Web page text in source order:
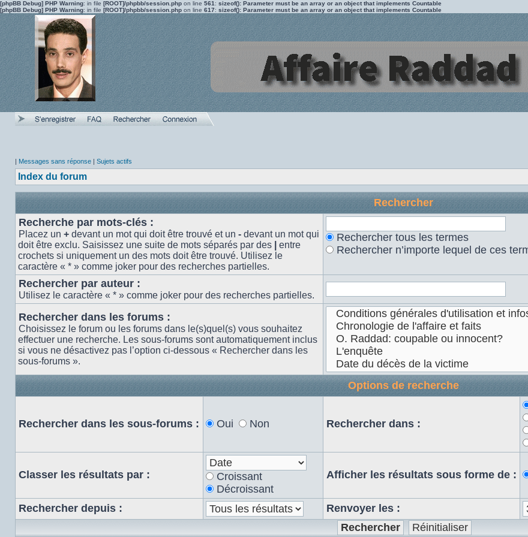
[phpBB Debug] PHP Warning: in file [ROOT]/phpbb/session.php on line 561 : sizeof(): Parameter must be an array or an object that implements Countable
[phpBB Debug] PHP Warning: in file [ROOT]/phpbb/session.php on line 617: sizeof(): Parameter must be an array or an object that implements Countable
| Messages sans réponse | Sujets actifs
Index du forum
Rechercher
Recherche par mots-clés :
Placez un + devant un mot qui doit être trouvé et un - devant un mot qui
doit être exclu. Saisissez une suite de mots séparés par des
entre
crochets si uniquement un des mots doit être trouvé. Utilisez le
caractère « * » comme joker pour des recherches partielles.
Rechercher tous les termes
Rechercher n’importe lequel de ces
Rechercher par auteur :
Utilisez le caractère « * » comme joker pour des recherches partielles.
Rechercher dans les forums :
Choisissez le forum ou les forums dans le(s)quel(s) vous souhaitez
effectuer une recherche. Les sous-forums sont automatiquement inclus
si vous ne désactivez pas l’option ci-dessous « Rechercher dans les
sous-forums ».
Options de recherche
Rechercher dans les sous-forums : Oui Non Rechercher dans :
Classer les résultats par :
Croissant
Décroissant
Afficher les résultats sous forme de :
Rechercher depuis : Renvoyer les :